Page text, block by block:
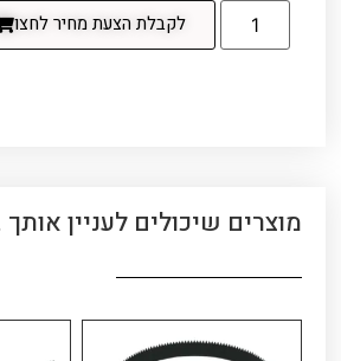
לקבלת הצעת מחיר לחצו
מוצרים שיכולים לעניין אותך